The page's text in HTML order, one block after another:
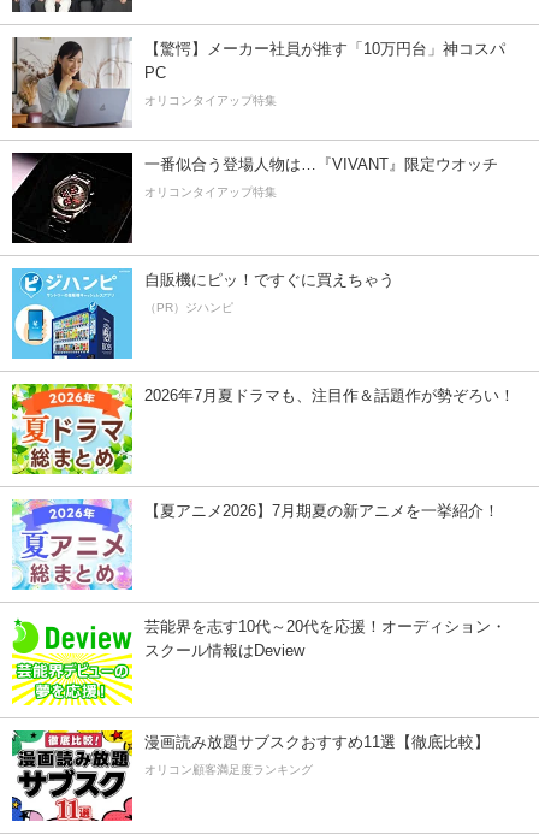
【驚愕】メーカー社員が推す「10万円台」神コスパ
PC
オリコンタイアップ特集
一番似合う登場人物は…『VIVANT』限定ウオッチ
オリコンタイアップ特集
自販機にピッ！ですぐに買えちゃう
（PR）ジハンピ
2026年7月夏ドラマも、注目作＆話題作が勢ぞろい！
【夏アニメ2026】7月期夏の新アニメを一挙紹介！
芸能界を志す10代～20代を応援！オーディション・
スクール情報はDeview
漫画読み放題サブスクおすすめ11選【徹底比較】
オリコン顧客満足度ランキング